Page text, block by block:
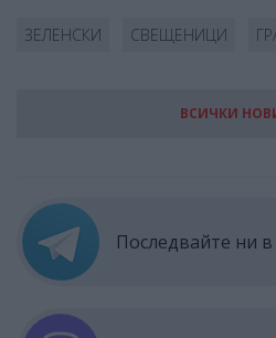
ЗЕЛЕНСКИ СВЕЩЕНИЦИ
ВСИЧКИ
Последвайте ни в